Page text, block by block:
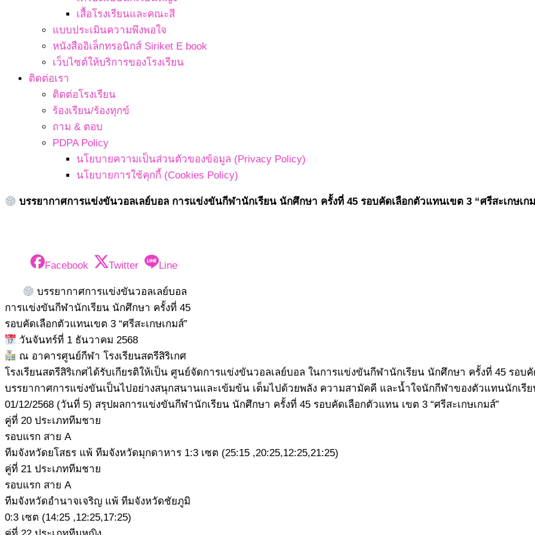
เสื้อโรงเรียนและคณะสี
แบบประเมินความพึงพอใจ
หนังสืออิเล็กทรอนิกส์ Siriket E book
เว็บไซต์ให้บริการของโรงเรียน
ติดต่อเรา
ติดต่อโรงเรียน
ร้องเรียน/ร้องทุกข์
ถาม & ตอบ
PDPA Policy
นโยบายความเป็นส่วนตัวของข้อมูล (Privacy Policy)
นโยบายการใช้คุกกี้ (Cookies Policy)
บรรยากาศการแข่งขันวอลเลย์บอล การแข่งขันกีฬานักเรียน นักศึกษา ครั้งที่ 45 รอบคัดเลือกตัวแทนเขต 3 “ศรีสะเกษเก
Facebook Twitter Line
บรรยากาศการแข่งขันวอลเลย์บอล
การแข่งขันกีฬานักเรียน นักศึกษา ครั้งที่ 45
รอบคัดเลือกตัวแทนเขต 3 “ศรีสะเกษเกมส์”
วันจันทร์ที่ 1 ธันวาคม 2568
ณ อาคารศูนย์กีฬา โรงเรียนสตรีสิริเกศ
โรงเรียนสตรีสิริเกศได้รับเกียรติให้เป็น ศูนย์จัดการแข่งขันวอลเลย์บอล ในการแข่งขันกีฬานักเรียน นักศึกษา ครั้งที่ 45 รอบคั
บรรยากาศการแข่งขันเป็นไปอย่างสนุกสนานและเข้มข้น เต็มไปด้วยพลัง ความสามัคคี และน้ำใจนักกีฬาของตัวแทนนักเ
01/12/2568 (วันที่ 5) สรุปผลการแข่งขันกีฬานักเรียน นักศึกษา ครั้งที่ 45 รอบคัดเลือกตัวแทน เขต 3 “ศรีสะเกษเกมส์”
คู่ที่ 20 ประเภททีมชาย
รอบแรก สาย A
ทีมจังหวัดยโสธร แพ้ ทีมจังหวัดมุกดาหาร 1:3 เซต (25:15 ,20:25,12:25,21:25)
คู่ที่ 21 ประเภททีมชาย
รอบแรก สาย A
ทีมจังหวัดอำนาจเจริญ แพ้ ทีมจังหวัดชัยภูมิ
0:3 เซต (14:25 ,12:25,17:25)